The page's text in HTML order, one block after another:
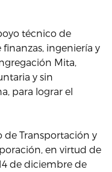
técnico de
ingeniería y
Mita,
y sin
para lograr el
de Transportación y
en virtud de
de diciembre de